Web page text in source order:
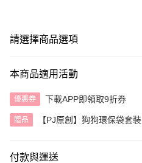
請選擇商品選項
本商品適用活動
優惠券 下載APP即領取9折券
贈品 【PJ原創】狗狗環保袋套裝
付款與運送